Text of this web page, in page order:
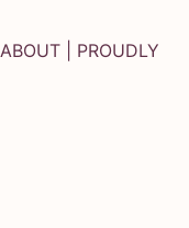
ABOUT | PROUDLY